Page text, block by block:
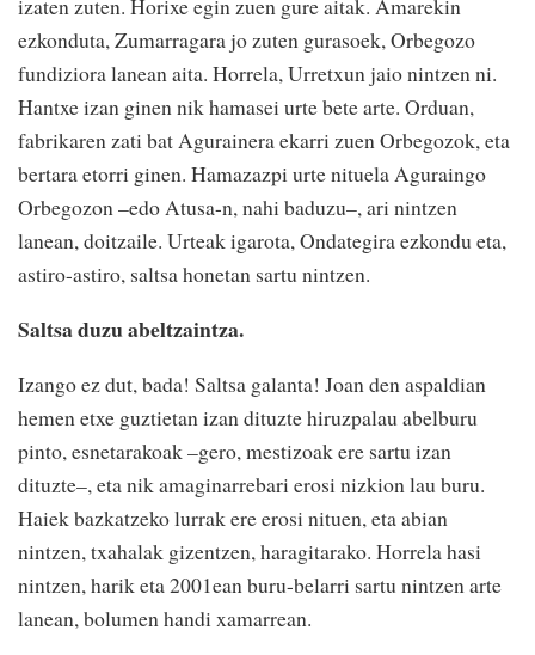
izaten zuten. Horixe egin zuen gure aitak. Amarekin
ezkonduta, Zumarragara jo zuten gurasoek, Orbegozo
fundiziora lanean aita. Horrela, Urretxun jaio nintzen ni.
Hantxe izan ginen nik hamasei urte bete arte. Orduan,
fabrikaren zati bat Agurainera ekarri zuen Orbegozok, eta
bertara etorri ginen. Hamazazpi urte nituela Aguraingo
Orbegozon –edo Atusa-n, nahi baduzu–, ari nintzen
lanean, doitzaile. Urteak igarota, Ondategira ezkondu eta,
astiro-astiro, saltsa honetan sartu nintzen.
Saltsa duzu abeltzaintza.
Izango ez dut, bada! Saltsa galanta! Joan den aspaldian
hemen etxe guztietan izan dituzte hiruzpalau abelburu
pinto, esnetarakoak –gero, mestizoak ere sartu izan
dituzte–, eta nik amaginarrebari erosi nizkion lau buru.
Haiek bazkatzeko lurrak ere erosi nituen, eta abian
nintzen, txahalak gizentzen, haragitarako. Horrela hasi
nintzen, harik eta 2001ean buru-belarri sartu nintzen arte
lanean, bolumen handi xamarrean.